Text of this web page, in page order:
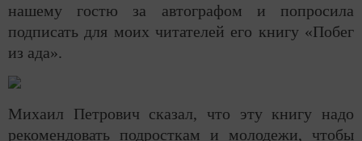
нашему гостю за автографом и попросила
подписать для моих читателей его книгу «Побег
из ада».
Михаил Петрович сказал, что эту книгу надо
рекомендовать подросткам и молодежи, чтобы